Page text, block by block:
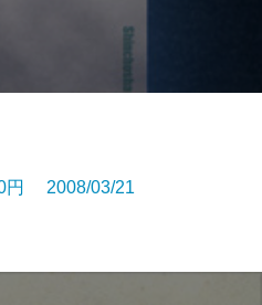
円 2008/03/21